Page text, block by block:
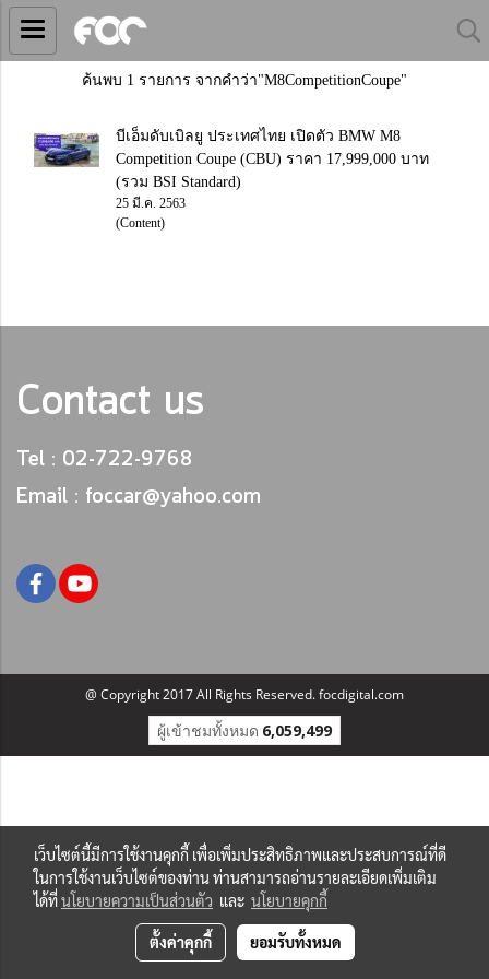
ค้นพบ 1 รายการ จากคำว่า"M8CompetitionCoupe"
บีเอ็มดับเบิลยู ประเทศไทย เปิดตัว BMW M8
Competition Coupe (CBU) ราคา 17,999,000 บาท
(รวม BSI Standard)
25 มี.ค. 2563
(Content)
Contact us
Tel : 02-722-9768
Email : foccar@yahoo.com
@ Copyright 2017 All Rights Reserved. focdigital.com
ผู้เข้าชมทั้งหมด 6,059,499
เว็บไซต์นี้มีการใช้งานคุกกี้ เพื่อเพิ่มประสิทธิภาพและประสบการณ์ที่ดี
ในการใช้งานเว็บไซต์ของท่าน ท่านสามารถอ่านรายละเอียดเพิ่มเติม
ได้ที่นโยบายความเป็นส่วนตัว และ นโยบายคุกกี้
ตั้งค่าคุกกี้ ยอมรับทั้งหมด